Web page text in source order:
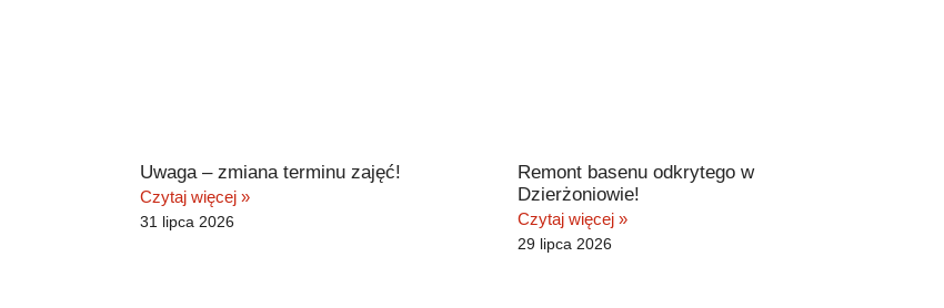
Uwaga – zmiana terminu zajęć!
Czytaj więcej »
31 lipca 2026
Remont basenu odkrytego w
Dzierżoniowie!
Czytaj więcej »
29 lipca 2026